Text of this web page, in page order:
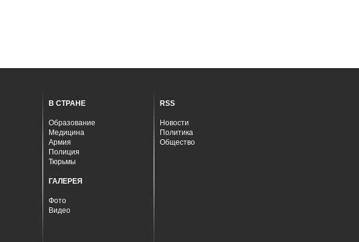
В СТРАНЕ
Образование
Медицина
Армия
Полиция
Тюрьмы
ГАЛЕРЕЯ
Фото
Видео
RSS
Новости
Политика
Общество